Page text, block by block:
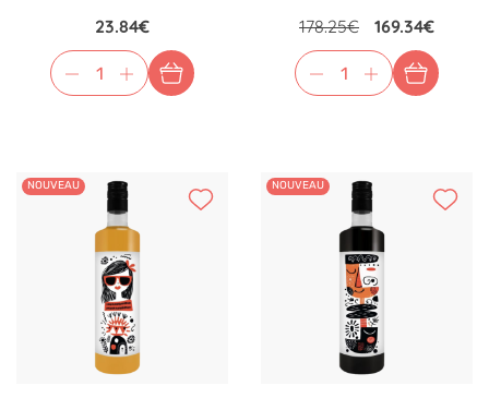
23.84€ 178.25€ 169.34€
NOUVEAU NOUVEAU